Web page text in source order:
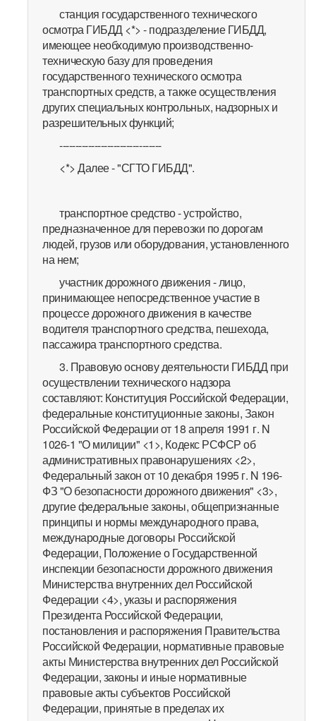
станция государственного технического
осмотра ГИБДД <*> - подразделение ГИБДД,
имеющее необходимую производственно-
техническую базу для проведения
государственного технического осмотра
транспортных средств, а также осуществления
других специальных контрольных, надзорных и
разрешительных функций;
--------------------------------
<*> Далее - "СГТО ГИБДД".
транспортное средство - устройство,
предназначенное для перевозки по дорогам
людей, грузов или оборудования, установленного
на нем;
участник дорожного движения - лицо,
принимающее непосредственное участие в
процессе дорожного движения в качестве
водителя транспортного средства, пешехода,
пассажира транспортного средства.
3. Правовую основу деятельности ГИБДД при
осуществлении технического надзора
составляют: Конституция Российской Федерации,
федеральные конституционные законы, Закон
Российской Федерации от 18 апреля 1991 г. N
1026-1 "О милиции" <1>, Кодекс РСФСР об
административных правонарушениях <2>,
Федеральный закон от 10 декабря 1995 г. N 196-
ФЗ "О безопасности дорожного движения" <3>,
другие федеральные законы, общепризнанные
принципы и нормы международного права,
международные договоры Российской
Федерации, Положение о Государственной
инспекции безопасности дорожного движения
Министерства внутренних дел Российской
Федерации <4>, указы и распоряжения
Президента Российской Федерации,
постановления и распоряжения Правительства
Российской Федерации, нормативные правовые
акты Министерства внутренних дел Российской
Федерации, законы и иные нормативные
правовые акты субъектов Российской
Федерации, принятые в пределах их